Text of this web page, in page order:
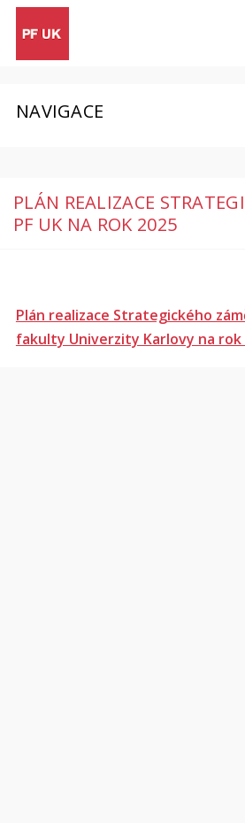
NAVIGACE
PLÁN REALIZACE
PF UK NA ROK 2025
Plán realizace Strategického
fakulty Univerzity Karlovy na rok